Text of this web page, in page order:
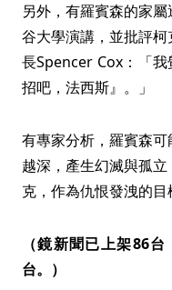
另外，有羅賓森的家
谷大學演講，並批評
長Spencer Cox：「
招吧，法西斯』。」
有專家分析，羅賓森
越深，產生幻滅與孤
克，作為仇恨發洩的目
（鏡新聞已上架86
台。）